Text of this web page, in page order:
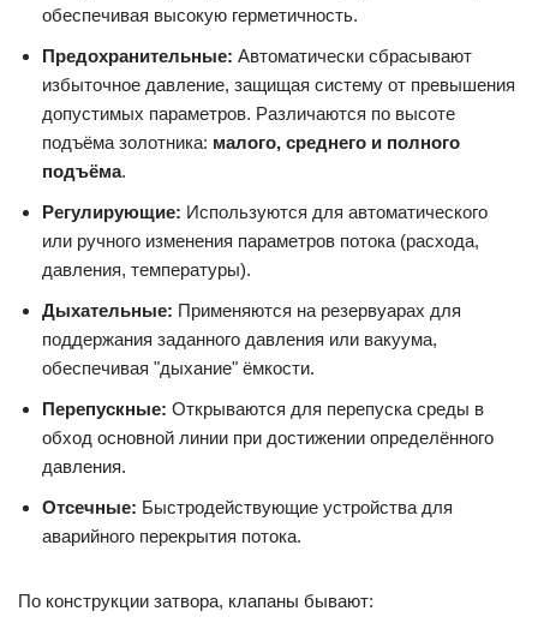
обеспечивая высокую герметичность.
Предохранительные: Автоматически сбрасывают
избыточное давление, защищая систему от превышения
допустимых параметров. Различаются по высоте
подъёма золотника: малого, среднего и полного
подъёма.
Регулирующие: Используются для автоматического
или ручного изменения параметров потока (расхода,
давления, температуры).
Дыхательные: Применяются на резервуарах для
поддержания заданного давления или вакуума,
обеспечивая "дыхание" ёмкости.
Перепускные: Открываются для перепуска среды в
обход основной линии при достижении определённого
давления.
Отсечные: Быстродействующие устройства для
аварийного перекрытия потока.
По конструкции затвора, клапаны бывают: